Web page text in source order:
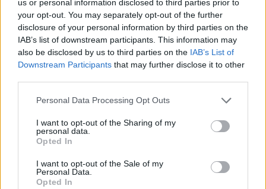
us or personal information disclosed to third parties prior to
your opt-out. You may separately opt-out of the further
disclosure of your personal information by third parties on the
IAB’s list of downstream participants. This information may
also be disclosed by us to third parties on the IAB’s List of
Downstream Participants that may further disclose it to other
Personal Data Processing Opt Outs
I want to opt-out of the Sharing of my
personal data.
Opted In
I want to opt-out of the Sale of my
Personal Data.
Opted In
“Che tu stia guardando la TV HD o lo sport mentre sei in
movimento, il 5G fa una grande differenza per le esperienze di
tutti i giorni e apre nuove esperienze ancora più emozionanti
come la realtà aumentata senza soluzione di continuità ei giochi
mobili in HD.”
Per la cronaca, in UK anche Vodafone e O2 gestiscono servizi
mobili 5G, mentre Three offre attualmente solo la banda larga
domestica FWA (Fixed Wireless Access) abilitata al 5G.
Sourcetechradar.com